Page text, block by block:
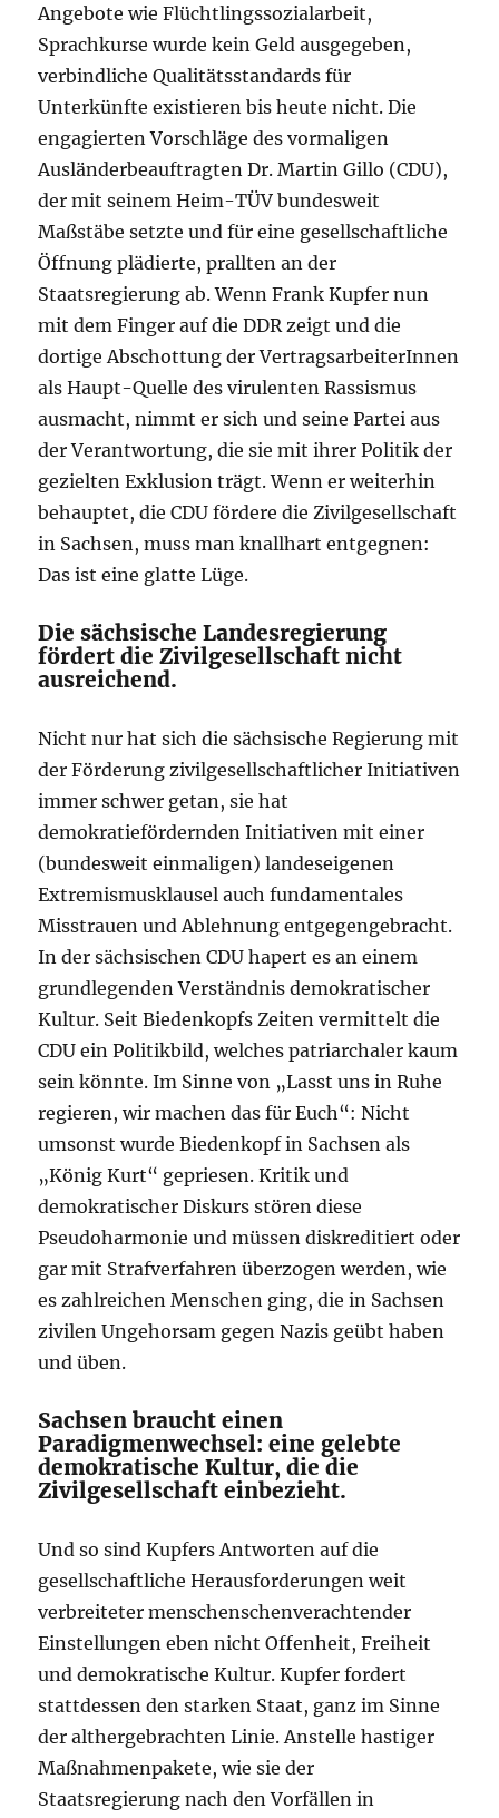
Angebote wie Flüchtlingssozialarbeit,
Sprachkurse wurde kein Geld ausgegeben,
verbindliche Qualitätsstandards für
Unterkünfte existieren bis heute nicht. Die
engagierten Vorschläge des vormaligen
Ausländerbeauftragten Dr. Martin Gillo (CDU),
der mit seinem Heim-TÜV bundesweit
Maßstäbe setzte und für eine gesellschaftliche
Öffnung plädierte, prallten an der
Staatsregierung ab. Wenn Frank Kupfer nun
mit dem Finger auf die DDR zeigt und die
dortige Abschottung der VertragsarbeiterInnen
als Haupt-Quelle des virulenten Rassismus
ausmacht, nimmt er sich und seine Partei aus
der Verantwortung, die sie mit ihrer Politik der
gezielten Exklusion trägt. Wenn er weiterhin
behauptet, die CDU fördere die Zivilgesellschaft
in Sachsen, muss man knallhart entgegnen:
Das ist eine glatte Lüge.
Die sächsische Landesregierung
fördert die Zivilgesellschaft nicht
ausreichend.
Nicht nur hat sich die sächsische Regierung mit
der Förderung zivilgesellschaftlicher Initiativen
immer schwer getan, sie hat
demokratiefördernden Initiativen mit einer
(bundesweit einmaligen) landeseigenen
Extremismusklausel auch fundamentales
Misstrauen und Ablehnung entgegengebracht.
In der sächsischen CDU hapert es an einem
grundlegenden Verständnis demokratischer
Kultur. Seit Biedenkopfs Zeiten vermittelt die
CDU ein Politikbild, welches patriarchaler kaum
sein könnte. Im Sinne von „Lasst uns in Ruhe
regieren, wir machen das für Euch“: Nicht
umsonst wurde Biedenkopf in Sachsen als
„König Kurt“ gepriesen. Kritik und
demokratischer Diskurs stören diese
Pseudoharmonie und müssen diskreditiert oder
gar mit Strafverfahren überzogen werden, wie
es zahlreichen Menschen ging, die in Sachsen
zivilen Ungehorsam gegen Nazis geübt haben
und üben.
Sachsen braucht einen
Paradigmenwechsel: eine gelebte
demokratische Kultur, die die
Zivilgesellschaft einbezieht.
Und so sind Kupfers Antworten auf die
gesellschaftliche Herausforderungen weit
verbreiteter menschenschenverachtender
Einstellungen eben nicht Offenheit, Freiheit
und demokratische Kultur. Kupfer fordert
stattdessen den starken Staat, ganz im Sinne
der althergebrachten Linie. Anstelle hastiger
Maßnahmenpakete, wie sie der
Staatsregierung nach den Vorfällen in